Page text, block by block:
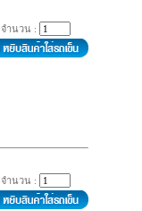
จำนวน :
จำนวน :